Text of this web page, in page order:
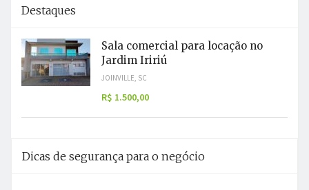
Destaques
Sala comercial para locação no
Jardim Iririú
JOINVILLE, SC
R$ 1.500,00
Dicas de segurança para o negócio